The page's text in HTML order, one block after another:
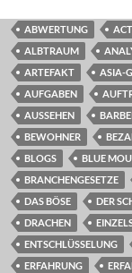
ABWERTUNG
ALBTRAUM
ARTEFAKT
ASIA-
AUFGABEN
AUSSEHEN
BEWOHNER
BLOGS
BLUE
BRANCHENGESETZE
DAS BÖSE
DER
DRACHEN
ENTSCHLÜSSELUNG
ERFAHRUNG